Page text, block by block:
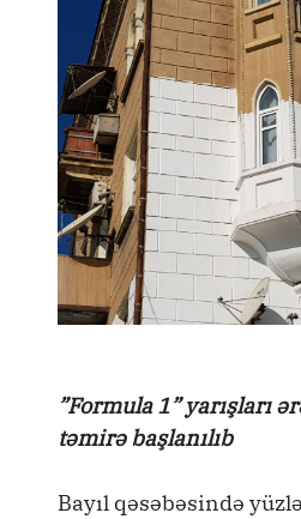
”Formula 1” yarışları
təmirə başlanılıb
Bayıl qəsəbəsində